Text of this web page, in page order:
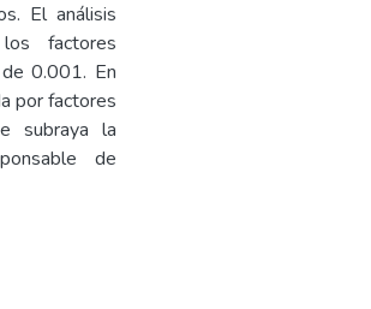
El análisis
factores
0.001. En
por factores
subraya la
de